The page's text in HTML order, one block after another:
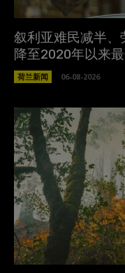
叙利亚难民减半
降至2020年以来
荷兰新闻 06-08-2026